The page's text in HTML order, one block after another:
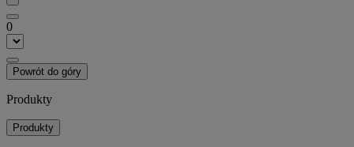
0
Powrót do góry
Produkty
Produkty